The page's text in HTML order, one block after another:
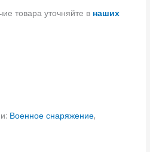
товара уточняйте в наших
Военное снаряжение,